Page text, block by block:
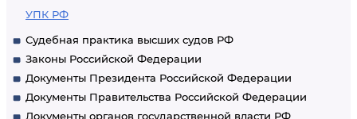
УПК РФ
Судебная практика высших судов РФ
Законы Российской Федерации
Документы Президента Российской Федерации
Документы Правительства Российской Федерации
Документы органов государственной власти РФ